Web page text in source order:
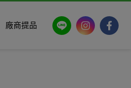
LINE Instagram
廠商提品